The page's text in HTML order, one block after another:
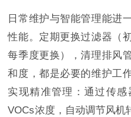
日常维护与智能管理能进
性能。定期更换过滤器（
每季度更换），清理排风
和度，都是必要的维护工
实现精准管理：通过传感
VOCs浓度，自动调节风机